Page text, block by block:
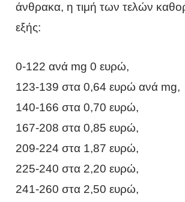
άνθρακα, η τιμή των τελών
εξής:
0-122 ανά mg 0 ευρώ,
123-139 στα 0,64 ευρώ ανά mg,
140-166 στα 0,70 ευρώ,
167-208 στα 0,85 ευρώ,
209-224 στα 1,87 ευρώ,
225-240 στα 2,20 ευρώ,
241-260 στα 2,50 ευρώ,